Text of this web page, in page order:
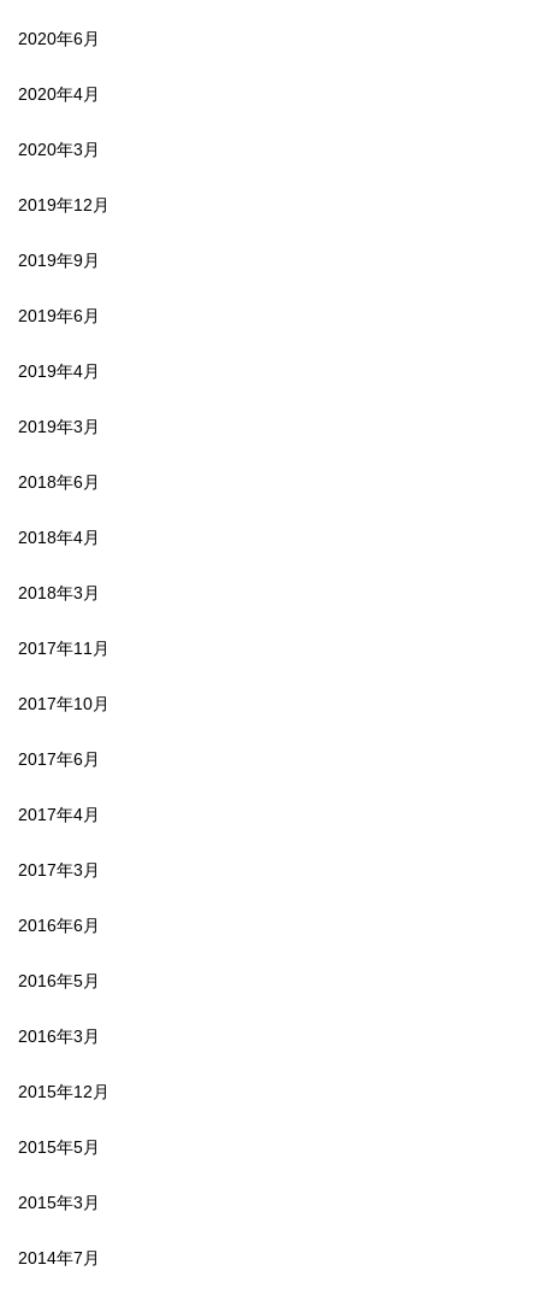
2020年6月
2020年4月
2020年3月
2019年12月
2019年9月
2019年6月
2019年4月
2019年3月
2018年6月
2018年4月
2018年3月
2017年11月
2017年10月
2017年6月
2017年4月
2017年3月
2016年6月
2016年5月
2016年3月
2015年12月
2015年5月
2015年3月
2014年7月